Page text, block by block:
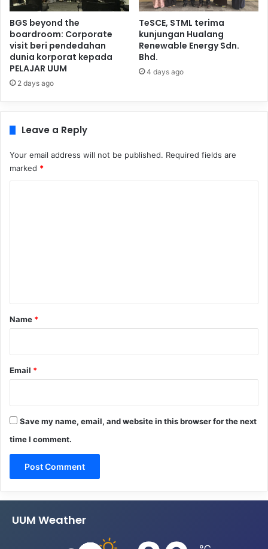
BGS beyond the
boardroom: Corporate
visit beri pendedahan
dunia korporat kepada
PELAJAR UUM
2 days ago
TeSCE, STML terima
kunjungan Hualang
Renewable Energy Sdn.
Bhd.
4 days ago
Leave a Reply
Your email address will not be published. Required fields are
marked *
*
Name *
Email *
Save my name, email, and website in this browser for the next
time I comment.
UUM Weather